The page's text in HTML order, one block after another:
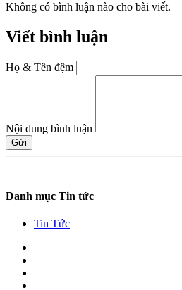
Không có bình luận nào cho bài viết.
Viết bình luận
Họ & Tên đệm
Nội dung bình luận
Gửi
Danh mục Tin tức
Tin Tức